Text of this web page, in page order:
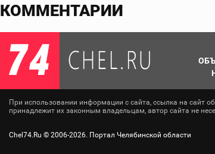
КОММЕНТАРИИ
При использовании информации с сайта, ссылка на сайт
принадлежит их законным владельцам, автор сайта не
Chel74.Ru © 2006-2026. Портал Челябинской области